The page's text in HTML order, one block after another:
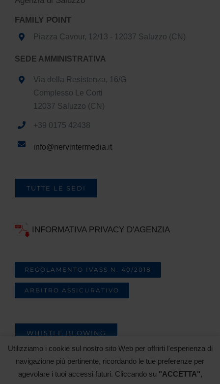
FAMILY POINT
Piazza Cavour, 12/13 - 12037 Saluzzo (CN)
SEDE AMMINISTRATIVA
Via della Resistenza, 16/G
Complesso Le Corti
12037 Saluzzo (CN)
+39 0175 42438
info@nervintermedia.it
TUTTE LE SEDI
INFORMATIVA PRIVACY D'AGENZIA
REGOLAMENTO IVASS N. 40/2018
ARBITRO ASSICURATIVO
WHISTLE BLOWING
TRATTAMENTO DATI
Utilizziamo i cookie sul nostro sito Web per offrirti l'esperienza di
navigazione più pertinente, ricordando le tue preferenze per
agevolare i tuoi accessi futuri. Cliccando su "ACCETTA",